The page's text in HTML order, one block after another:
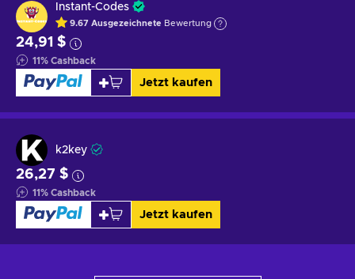
Instant-Codes
9.67 Ausgezeichnete Bewertung
24,91 $
11% Cashback
Jetzt kaufen
k2key
26,27 $
11% Cashback
Jetzt kaufen